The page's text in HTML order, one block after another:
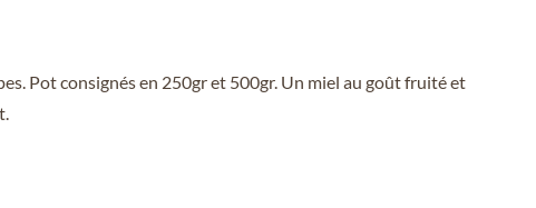
Pot consignés en 250gr et 500gr. Un miel au goût fruité et